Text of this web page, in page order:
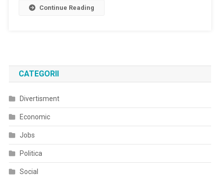
Autobuz
Continue Reading
CATEGORII
Divertisment
Economic
Jobs
Politica
Social